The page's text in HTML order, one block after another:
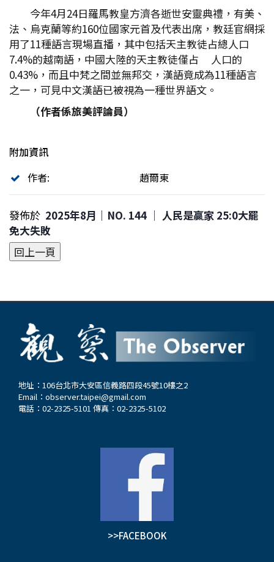
今年4月24日羅馬教皇方濟各逝世安靈典禮，有美、
法、烏克蘭等約160位國家元首及代表出席，教廷官網採
用了11種語言現場直播，其中包括天主教徒占總人口
7.4%的越南語，中國大陸的天主教徒僅占 人口的
0.43%，而且中梵之間並無邦交，漢語竟成為11種語言
之一，可見中文漢語已被視為一種世界語文。
（作者係旅美評論員）
附加資訊
作者:
趙爾東
發佈於 2025年8月｜NO. 144 │ 人民是贏家 25:0大罷
免大失敗
地址：106台北市大安區信義路四段45號10樓之2
Email： observer.taipei@gmail.com
電話：02-2325-5101 傳真：02-2325-5102
>>FACEBOOK